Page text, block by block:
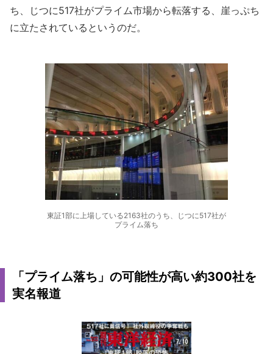
ち、じつに517社がプライム市場から転落する、崖っぷち
に立たされているというのだ。
東証1部に上場している2163社のうち、じつに517社が
プライム落ち
「プライム落ち」の可能性が高い約300社を
実名報道